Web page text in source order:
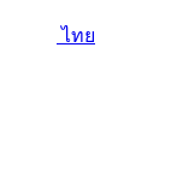
ไทย